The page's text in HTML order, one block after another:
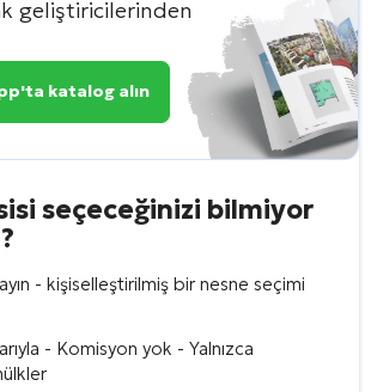
geliştiricilerinden
katalog alın
seçeceğinizi bilmiyor
- kişiselleştirilmiş bir nesne seçimi
- Komisyon yok - Yalnızca